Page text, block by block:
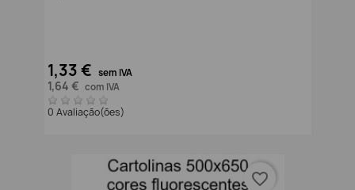
1,33 € sem IVA
1,64 € com IVA
0 Avaliação(ões)
favorite_border